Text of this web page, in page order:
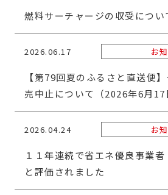
燃料サーチャージの収受につい
2026.06.17 お
【第79回夏のふるさと直送便
売中止について（2026年6月17
2026.04.24 お
１１年連続で省エネ優良事業者
と評価されました